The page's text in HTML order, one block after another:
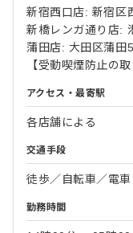
新宿西口店: 新宿区
新橋レンガ通り店:
蒲田店: 大田区蒲田
【受動喫煙防止の
アクセス・最寄駅
各店舗による
交通手段
徒歩／自転車／電車
勤務時間